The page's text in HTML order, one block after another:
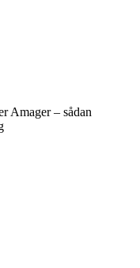
Amager – sådan